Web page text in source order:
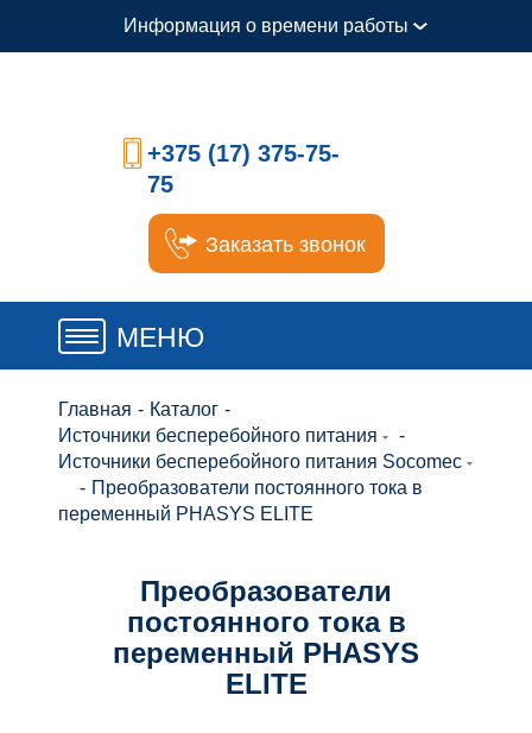
Информация о времени работы
+375 (17) 375-75-
75
Заказать звонок
МЕНЮ
Главная - Каталог -
Источники бесперебойного питания
-
Источники бесперебойного питания Socomec
- Преобразователи постоянного тока в
переменный PHASYS ELITE
Преобразователи
постоянного тока в
переменный PHASYS
ELITE